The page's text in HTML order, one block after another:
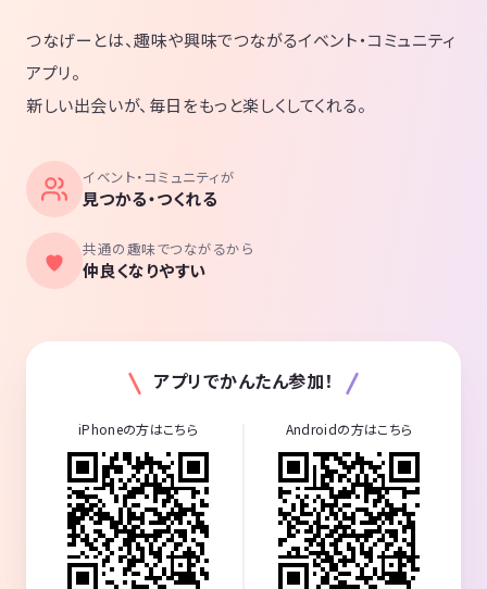
つなげーとは、趣味や興味でつながるイベント・コミュニティ
アプリ。
新しい出会いが、毎日をもっと楽しくしてくれる。
イベント・コミュニティが
見つかる・つくれる
共通の趣味でつながるから
仲良くなりやすい
アプリでかんたん参加！
iPhoneの方はこちら Androidの方はこちら